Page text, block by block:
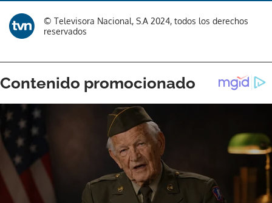
© Televisora Nacional, S.A 2024, todos los derechos
reservados